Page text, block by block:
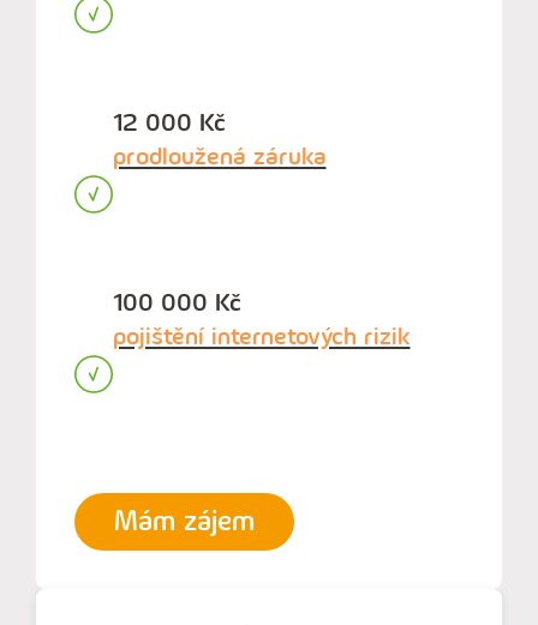
12 000 Kč
prodloužená záruka
100 000 Kč
pojištění internetových rizik
Mám zájem